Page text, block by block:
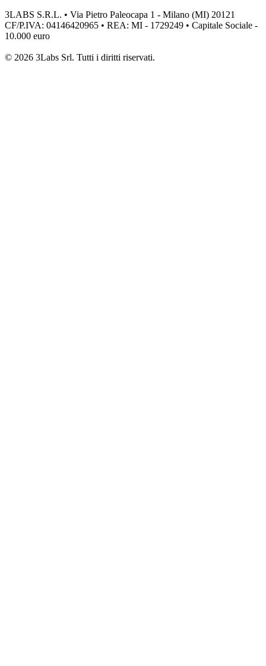
3LABS S.R.L. • Via Pietro Paleocapa 1 - Milano (MI) 20121
CF/P.IVA: 04146420965 • REA: MI - 1729249 • Capitale Sociale -
10.000 euro
© 2026 3Labs Srl. Tutti i diritti riservati.